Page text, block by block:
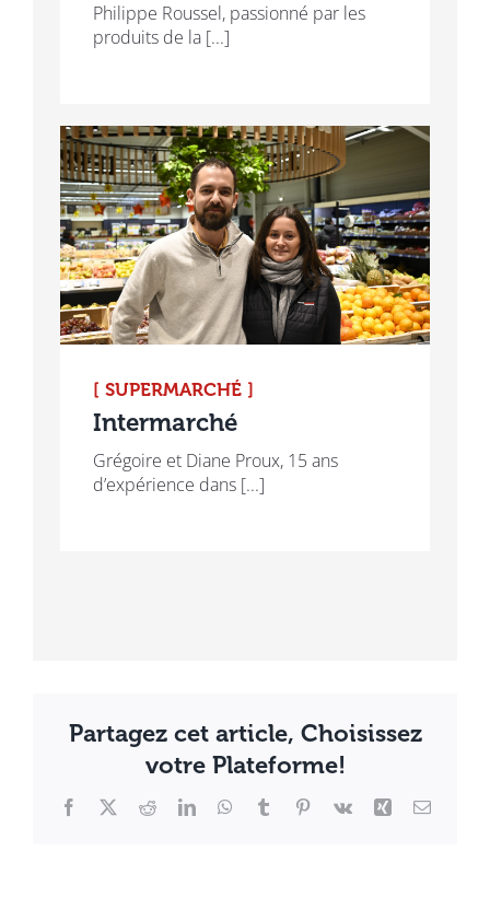
Philippe Roussel, passionné par les
produits de la [...]
[ SUPERMARCHÉ ]
Intermarché
Grégoire et Diane Proux, 15 ans
d’expérience dans [...]
Partagez cet article, Choisissez
votre Plateforme!
Facebook
X RedditLinkedInWhatsApp
TumblrPinterest
Vk Xing Email